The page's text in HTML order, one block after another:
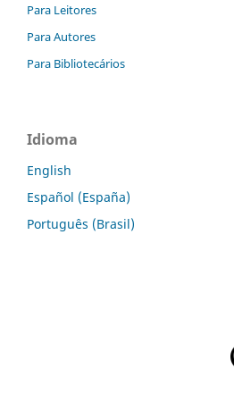
Para Leitores
Para Autores
Para Bibliotecários
Idioma
English
Español (España)
Português (Brasil)